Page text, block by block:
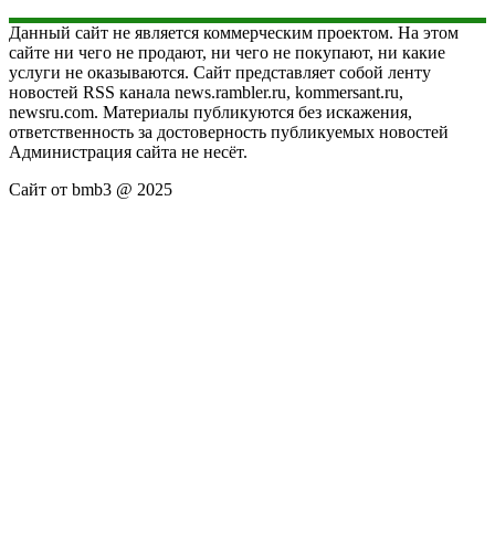
Данный сайт не является коммерческим проектом. На этом
сайте ни чего не продают, ни чего не покупают, ни какие
услуги не оказываются. Сайт представляет собой ленту
новостей RSS канала news.rambler.ru, kommersant.ru,
newsru.com. Материалы публикуются без искажения,
ответственность за достоверность публикуемых новостей
Администрация сайта не несёт.
Сайт от bmb3 @ 2025